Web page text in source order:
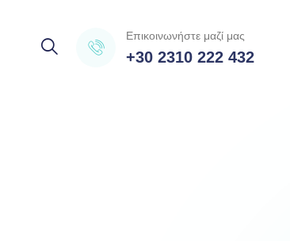
Επικοινωνήστε μαζί μας
+30 2310 222 432